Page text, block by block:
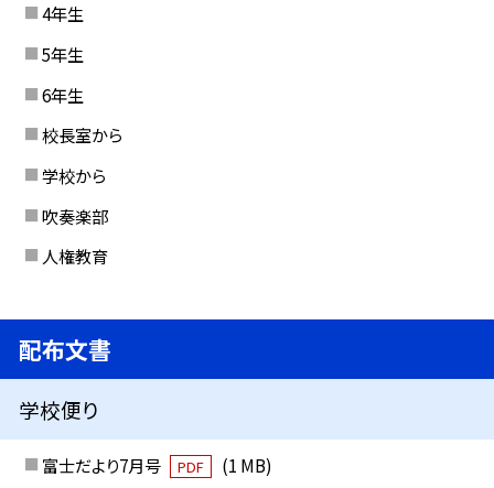
4年生
5年生
6年生
校長室から
学校から
吹奏楽部
人権教育
配布文書
学校便り
富士だより7月号 PDF
(1 MB)